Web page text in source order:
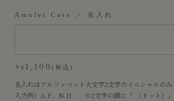
Amulet Case ／ 名入れ
+ ¥ 1,100 税込
名入れはアルファベット大文字2文字のイニシャルのみ
入力例）A.F、N.H ※2文字の間に「.（ドット）」